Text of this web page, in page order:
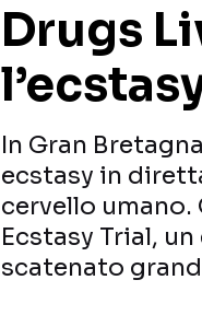
Drugs
In Gran
ecstasy in
cervello umano.
Ecstasy Trial,
scatenato